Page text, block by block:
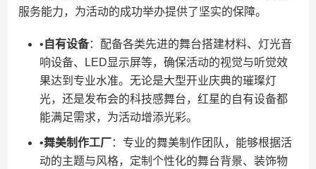
服务能力，为活动的成功举办提供了坚实的保障。
•​ ​自有设备​​：配备各类先进的舞台搭建材料、灯光音
响设备、LED显示屏等，确保活动的视觉与听觉效
果达到专业水准。无论是大型开业庆典的璀璨灯
光，还是发布会的科技感舞台，红星的自有设备都
能满足需求，为活动增添光彩。
•​​舞美制作工厂​​：专业的舞美制作团队，能够根据活
动的主题与风格，定制个性化的舞台背景、装饰物